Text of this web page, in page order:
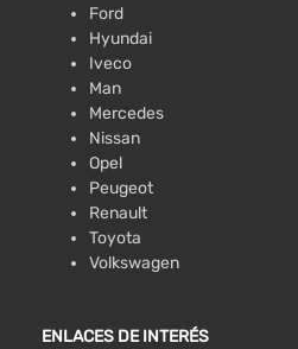
Ford
Hyundai
Iveco
Man
Mercedes
Nissan
Opel
Peugeot
Renault
Toyota
Volkswagen
ENLACES DE INTERÉS